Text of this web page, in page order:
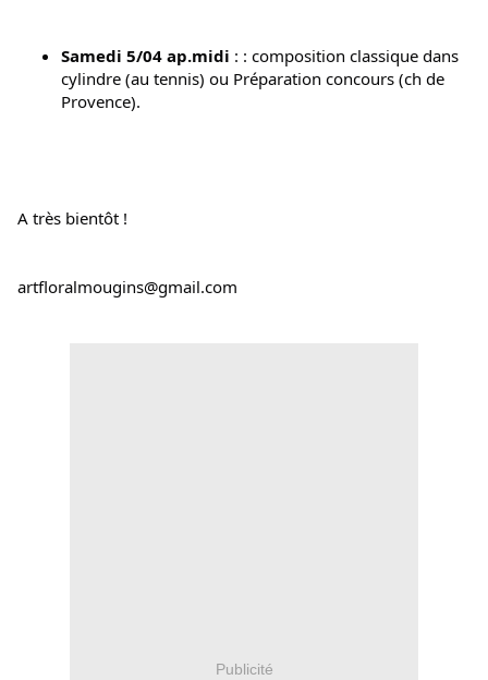
Samedi 5/04 ap.midi : : composition classique dans
cylindre (au tennis) ou Préparation concours (ch de
Provence).
A très bientôt !
artfloralmougins@gmail.com
Publicité